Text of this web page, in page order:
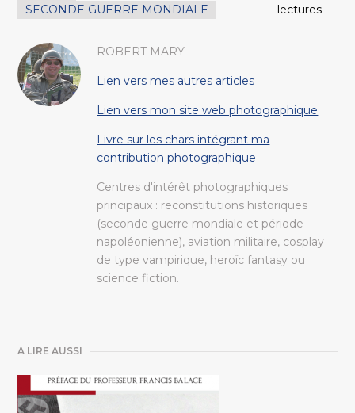
SECONDE GUERRE MONDIALE
lectures
ROBERT MARY
Lien vers mes autres articles
Lien vers mon site web photographique
Livre sur les chars intégrant ma
contribution photographique
Centres d'intérêt photographiques
principaux : reconstitutions historiques
(seconde guerre mondiale et période
napoléonienne), aviation militaire, cosplay
de type vampirique, heroïc fantasy ou
science fiction.
A LIRE AUSSI